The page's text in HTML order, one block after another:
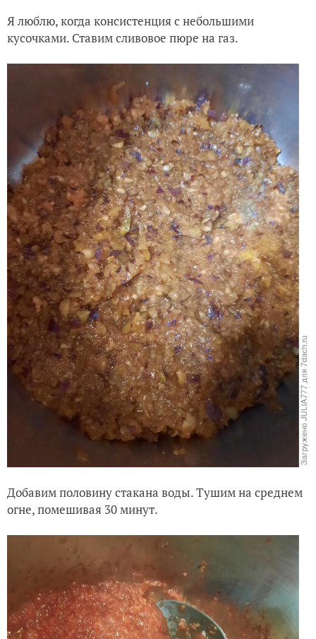
Я люблю, когда консистенция с небольшими
кусочками. Ставим сливовое пюре на газ.
Добавим половину стакана воды. Тушим на среднем
огне, помешивая 30 минут.